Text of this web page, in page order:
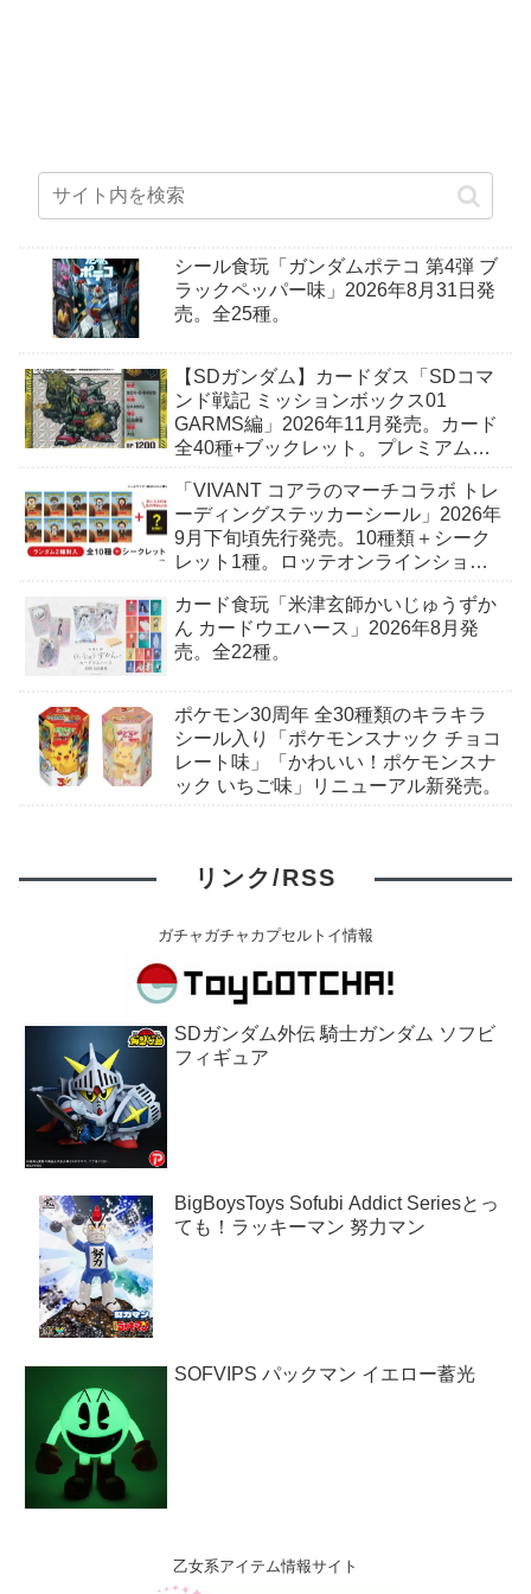
シール食玩「ガンダムポテコ 第4弾 ブ
ラックペッパー味」2026年8月31日発
売。全25種。
【SDガンダム】カードダス「SDコマ
ンド戦記 ミッションボックス01
GARMS編」2026年11月発売。カード
全40種+ブックレット。プレミアムバ
「VIVANT コアラのマーチコラボ トレ
ーディングステッカーシール」2026年
9月下旬頃先行発売。10種類＋シーク
レット1種。ロッテオンラインショッ
カード食玩「米津玄師かいじゅうずか
ん カードウエハース」2026年8月発
売。全22種。
ポケモン30周年 全30種類のキラキラ
シール入り「ポケモンスナック チョコ
レート味」「かわいい！ポケモンスナ
ック いちご味」リニューアル新発売。
リンク/RSS
ガチャガチャカプセルトイ情報
SDガンダム外伝 騎士ガンダム ソフビ
フィギュア
BigBoysToys Sofubi Addict Seriesとっ
ても！ラッキーマン 努力マン
SOFVIPS パックマン イエロー蓄光
乙女系アイテム情報サイト